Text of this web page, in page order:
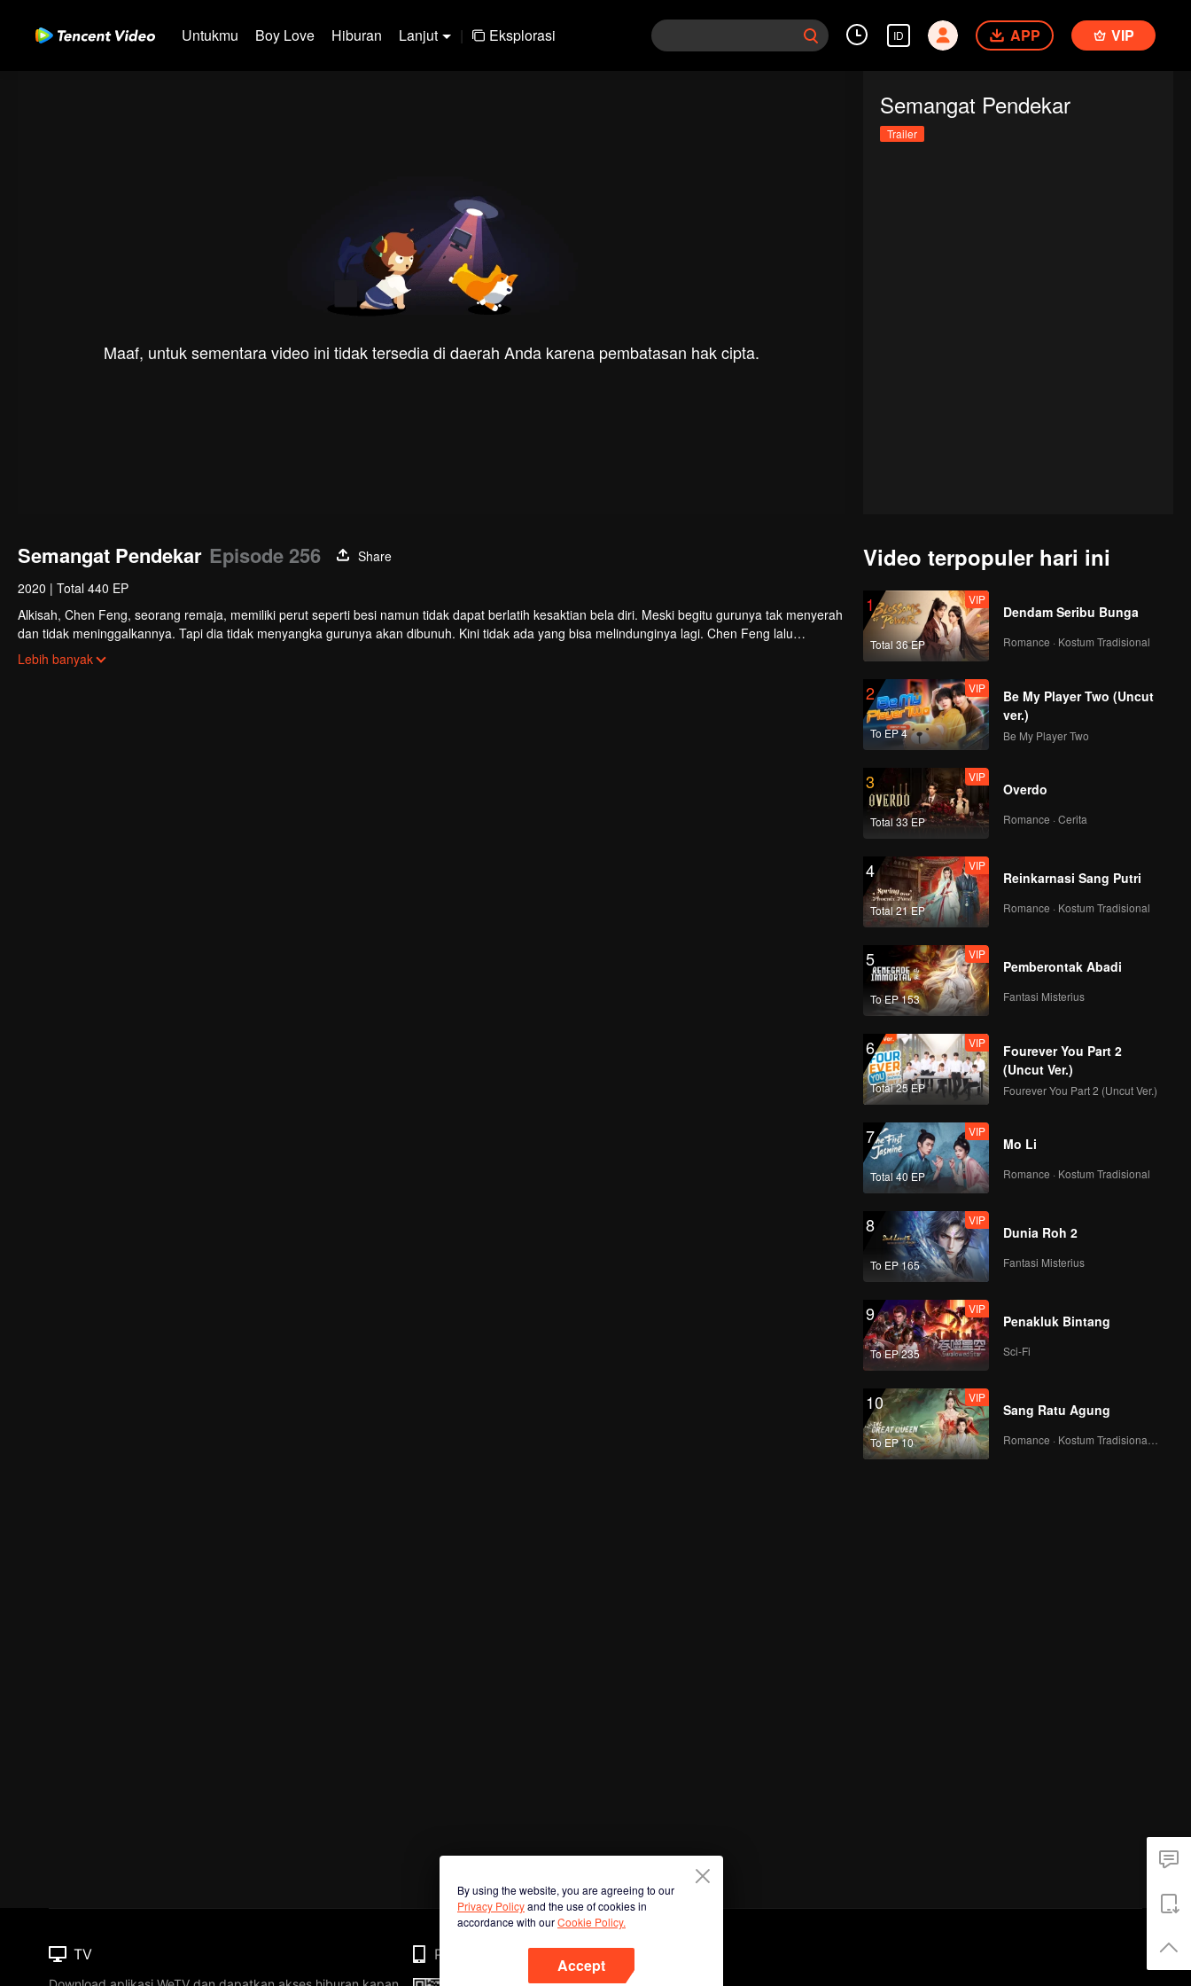
Untukmu Boy Love Hiburan Lanjut | Eksplorasi ID APP VIP
Maaf, untuk sementara video ini tidak tersedia di daerah Anda karena pembatasan hak cipta.
Semangat Pendekar
Trailer
Semangat Pendekar Episode 256
Share
2020 | Total 440 EP
Alkisah, Chen Feng, seorang remaja, memiliki perut seperti besi namun tidak dapat berlatih kesaktian bela diri. Meski begitu gurunya tak menyerah
dan tidak meninggalkannya. Tapi dia tidak menyangka gurunya akan dibunuh. Kini tidak ada yang bisa melindunginya lagi. Chen Feng lalu
mengabdikan diri untuk menjaga makam gurunya selama lima tahun. Namun ia justru menemukan sang guru memalsukan kematiannya. Ia juga
menemukan darah naga tertinggi serta bejana ritual kuno misterius yang ditinggalkan gurunya. Chen Feng lalu bangkit dan memulai perjalanan
Lebih banyak
Video terpopuler hari ini
1
Total 36 EP
VIP
Dendam Seribu Bunga
Romance · Kostum Tradisional
2
To EP 4
VIP
Be My Player Two (Uncut
ver.)
Be My Player Two
3
Total 33 EP
VIP
Overdo
Romance · Cerita
4
Total 21 EP
VIP
Reinkarnasi Sang Putri
Romance · Kostum Tradisional
5
To EP 153
VIP
Pemberontak Abadi
Fantasi Misterius
6
Total 25 EP
VIP
Fourever You Part 2
(Uncut Ver.)
Fourever You Part 2 (Uncut Ver.)
7
Total 40 EP
VIP
Mo Li
Romance · Kostum Tradisional
8
To EP 165
VIP
Dunia Roh 2
Fantasi Misterius
9
To EP 235
VIP
Penakluk Bintang
Sci-Fi
10
To EP 10
VIP
Sang Ratu Agung
By using the website, you are agreeing to our
Privacy Policyand the use of cookies in
accordance with ourCookie Policy.
Accept
TV Phone